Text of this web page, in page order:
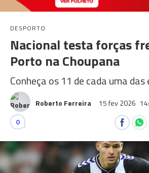
DESPORTO
Nacional testa forças
Porto na Choupana
Conheça os 11 de cada uma das
Roberto Ferreira 15 fev 2026
0